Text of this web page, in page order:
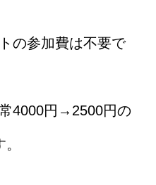
の参加費は不要で
4000円→2500円の